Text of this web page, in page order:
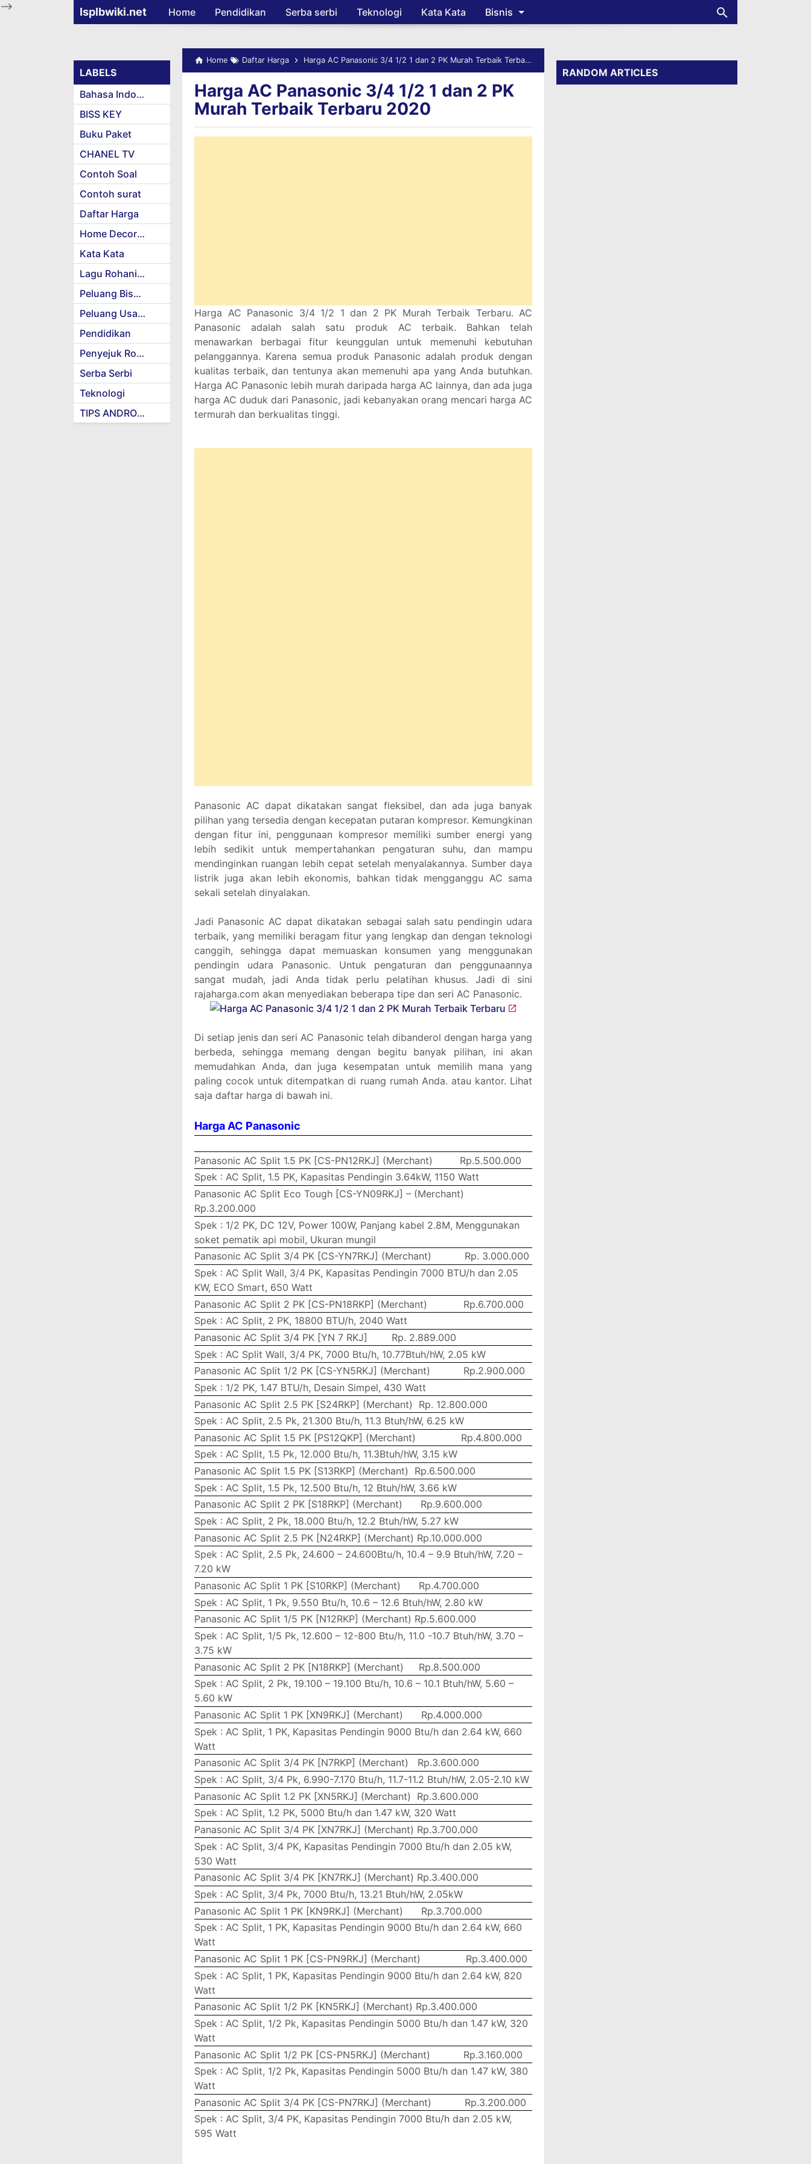
-->
Skip to main content
Isplbwiki.net Home Pendidikan Serba serbi Teknologi Kata Kata Bisnis
Home Daftar Harga Harga AC Panasonic 3/4 1/2 1 dan 2 PK Murah Terbaik Terbaru 2020
Harga AC Panasonic 3/4 1/2 1 dan 2 PK
Murah Terbaik Terbaru 2020
Harga AC Panasonic 3/4 1/2 1 dan 2 PK Murah Terbaik Terbaru. AC
Panasonic adalah salah satu produk AC terbaik. Bahkan telah
menawarkan berbagai fitur keunggulan untuk memenuhi kebutuhan
pelanggannya. Karena semua produk Panasonic adalah produk dengan
kualitas terbaik, dan tentunya akan memenuhi apa yang Anda butuhkan.
Harga AC Panasonic lebih murah daripada harga AC lainnya, dan ada juga
harga AC duduk dari Panasonic, jadi kebanyakan orang mencari harga AC
termurah dan berkualitas tinggi.
Panasonic AC dapat dikatakan sangat fleksibel, dan ada juga banyak
pilihan yang tersedia dengan kecepatan putaran kompresor. Kemungkinan
dengan fitur ini, penggunaan kompresor memiliki sumber energi yang
lebih sedikit untuk mempertahankan pengaturan suhu, dan mampu
mendinginkan ruangan lebih cepat setelah menyalakannya. Sumber daya
listrik juga akan lebih ekonomis, bahkan tidak mengganggu AC sama
sekali setelah dinyalakan.
Jadi Panasonic AC dapat dikatakan sebagai salah satu pendingin udara
terbaik, yang memiliki beragam fitur yang lengkap dan dengan teknologi
canggih, sehingga dapat memuaskan konsumen yang menggunakan
pendingin udara Panasonic. Untuk pengaturan dan penggunaannya
sangat mudah, jadi Anda tidak perlu pelatihan khusus. Jadi di sini
rajaharga.com akan menyediakan beberapa tipe dan seri AC Panasonic.
Di setiap jenis dan seri AC Panasonic telah dibanderol dengan harga yang
berbeda, sehingga memang dengan begitu banyak pilihan, ini akan
memudahkan Anda, dan juga kesempatan untuk memilih mana yang
paling cocok untuk ditempatkan di ruang rumah Anda. atau kantor. Lihat
saja daftar harga di bawah ini.
Harga AC Panasonic
Panasonic AC Split 1.5 PK [CS-PN12RKJ] (Merchant)
Rp.5.500.000
Spek : AC Split, 1.5 PK, Kapasitas Pendingin 3.64kW, 1150 Watt
Panasonic AC Split Eco Tough [CS-YN09RKJ] – (Merchant)
Rp.3.200.000
Spek : 1/2 PK, DC 12V, Power 100W, Panjang kabel 2.8M, Menggunakan
soket pematik api mobil, Ukuran mungil
Panasonic AC Split 3/4 PK [CS-YN7RKJ] (Merchant)
Rp. 3.000.000
Spek : AC Split Wall, 3/4 PK, Kapasitas Pendingin 7000 BTU/h dan 2.05
KW, ECO Smart, 650 Watt
Panasonic AC Split 2 PK [CS-PN18RKP] (Merchant)
Rp.6.700.000
Spek : AC Split, 2 PK, 18800 BTU/h, 2040 Watt
Panasonic AC Split 3/4 PK [YN 7 RKJ]
Rp. 2.889.000
Spek : AC Split Wall, 3/4 PK, 7000 Btu/h, 10.77Btuh/hW, 2.05 kW
Panasonic AC Split 1/2 PK [CS-YN5RKJ] (Merchant)
Rp.2.900.000
Spek : 1/2 PK, 1.47 BTU/h, Desain Simpel, 430 Watt
Panasonic AC Split 2.5 PK [S24RKP] (Merchant)
Rp. 12.800.000
Spek : AC Split, 2.5 Pk, 21.300 Btu/h, 11.3 Btuh/hW, 6.25 kW
Panasonic AC Split 1.5 PK [PS12QKP] (Merchant)
Rp.4.800.000
Spek : AC Split, 1.5 Pk, 12.000 Btu/h, 11.3Btuh/hW, 3.15 kW
Panasonic AC Split 1.5 PK [S13RKP] (Merchant)
Rp.6.500.000
Spek : AC Split, 1.5 Pk, 12.500 Btu/h, 12 Btuh/hW, 3.66 kW
Panasonic AC Split 2 PK [S18RKP] (Merchant)
Rp.9.600.000
Spek : AC Split, 2 Pk, 18.000 Btu/h, 12.2 Btuh/hW, 5.27 kW
Panasonic AC Split 2.5 PK [N24RKP] (Merchant) Rp.10.000.000
Spek : AC Split, 2.5 Pk, 24.600 – 24.600Btu/h, 10.4 – 9.9 Btuh/hW, 7.20 –
7.20 kW
Panasonic AC Split 1 PK [S10RKP] (Merchant)
Rp.4.700.000
Spek : AC Split, 1 Pk, 9.550 Btu/h, 10.6 – 12.6 Btuh/hW, 2.80 kW
Panasonic AC Split 1/5 PK [N12RKP] (Merchant) Rp.5.600.000
Spek : AC Split, 1/5 Pk, 12.600 – 12-800 Btu/h, 11.0 -10.7 Btuh/hW, 3.70 –
3.75 kW
Panasonic AC Split 2 PK [N18RKP] (Merchant)
Rp.8.500.000
Spek : AC Split, 2 Pk, 19.100 – 19.100 Btu/h, 10.6 – 10.1 Btuh/hW, 5.60 –
5.60 kW
Panasonic AC Split 1 PK [XN9RKJ] (Merchant)
Rp.4.000.000
Spek : AC Split, 1 PK, Kapasitas Pendingin 9000 Btu/h dan 2.64 kW, 660
Watt
Panasonic AC Split 3/4 PK [N7RKP] (Merchant)
Rp.3.600.000
Spek : AC Split, 3/4 Pk, 6.990-7.170 Btu/h, 11.7-11.2 Btuh/hW, 2.05-2.10 kW
Panasonic AC Split 1.2 PK [XN5RKJ] (Merchant)
Rp.3.600.000
Spek : AC Split, 1.2 PK, 5000 Btu/h dan 1.47 kW, 320 Watt
Panasonic AC Split 3/4 PK [XN7RKJ] (Merchant) Rp.3.700.000
Spek : AC Split, 3/4 PK, Kapasitas Pendingin 7000 Btu/h dan 2.05 kW,
530 Watt
Panasonic AC Split 3/4 PK [KN7RKJ] (Merchant) Rp.3.400.000
Spek : AC Split, 3/4 Pk, 7000 Btu/h, 13.21 Btuh/hW, 2.05kW
Panasonic AC Split 1 PK [KN9RKJ] (Merchant)
Rp.3.700.000
Spek : AC Split, 1 PK, Kapasitas Pendingin 9000 Btu/h dan 2.64 kW, 660
Watt
Panasonic AC Split 1 PK [CS-PN9RKJ] (Merchant)
Rp.3.400.000
Spek : AC Split, 1 PK, Kapasitas Pendingin 9000 Btu/h dan 2.64 kW, 820
Watt
Panasonic AC Split 1/2 PK [KN5RKJ] (Merchant) Rp.3.400.000
Spek : AC Split, 1/2 Pk, Kapasitas Pendingin 5000 Btu/h dan 1.47 kW, 320
Watt
Panasonic AC Split 1/2 PK [CS-PN5RKJ] (Merchant)
Rp.3.160.000
Spek : AC Split, 1/2 Pk, Kapasitas Pendingin 5000 Btu/h dan 1.47 kW, 380
Watt
Panasonic AC Split 3/4 PK [CS-PN7RKJ] (Merchant)
Rp.3.200.000
Spek : AC Split, 3/4 PK, Kapasitas Pendingin 7000 Btu/h dan 2.05 kW,
595 Watt
LABELS
Bahasa Indonesia
BISS KEY
Buku Paket
CHANEL TV
Contoh Soal
Contoh surat
Daftar Harga
Home Decoration
Kata Kata
Lagu Rohani Kristen
Peluang Bisnis
Peluang Usaha
Pendidikan
Penyejuk Rohani
Serba Serbi
Teknologi
TIPS ANDROID
RANDOM ARTICLES